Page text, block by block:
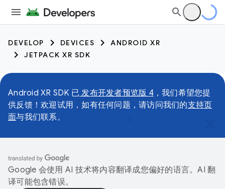
DEVELOP DEVICES
ANDROID XR
JETPACK XR SDK
Android XR SDK 已 发布开发者预览版 4，我们希望您提
供反馈！欢迎试用，如有任何问题，请访问我们的支持页
面与我们联系。
Google 会使用 AI 技术将内容翻译成您偏好的语言。AI 翻
译可能包含错误。